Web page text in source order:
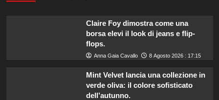
Claire Foy dimostra come una
borsa elevi il look di jeans e flip-
flops.
Anna Gaia Cavallo 8 Agosto 2026 : 17:15
Mint Velvet lancia una collezione in
verde oliva: il colore sofisticato
dell’autunno.